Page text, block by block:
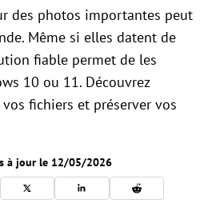
des photos importantes peut
Même si elles datent de
fiable permet de les
10 ou 11. Découvrez
fichiers et préserver vos
à jour le 12/05/2026